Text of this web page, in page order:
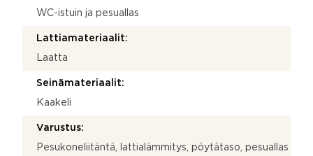
WC-istuin ja pesuallas
Lattiamateriaalit:
Laatta
Seinämateriaalit:
Kaakeli
Varustus:
Pesukoneliitäntä, lattialämmitys, pöytätaso, pesuallas